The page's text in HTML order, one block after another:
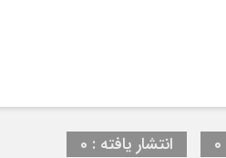
انتشار یافته : 0